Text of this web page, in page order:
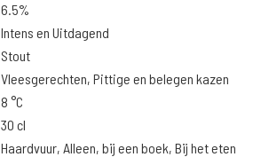
6.5%
Intens en Uitdagend
Stout
Vleesgerechten, Pittige en belegen kazen
8 °C
30 cl
Haardvuur, Alleen, bij een boek, Bij het eten